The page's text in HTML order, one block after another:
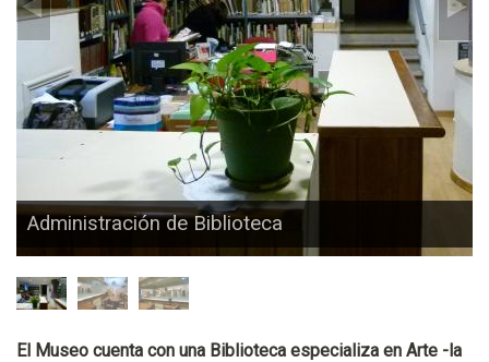
Administración de Biblioteca
El Museo cuenta con una Biblioteca especializa en Arte -la